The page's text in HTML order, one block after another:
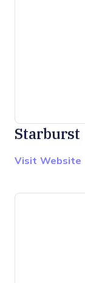
Starburst
Visit Website